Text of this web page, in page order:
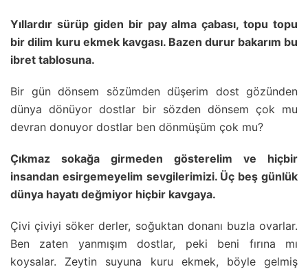
Yıllardır sürüp giden bir pay alma çabası, topu topu
bir dilim kuru ekmek kavgası. Bazen durur bakarım bu
ibret tablosuna.
Bir gün dönsem sözümden düşerim dost gözünden
dünya dönüyor dostlar bir sözden dönsem çok mu
devran donuyor dostlar ben dönmüşüm çok mu?
Çıkmaz sokağa girmeden gösterelim ve hiçbir
insandan esirgemeyelim sevgilerimizi. Üç beş günlük
dünya hayatı değmiyor hiçbir kavgaya.
Çivi çiviyi söker derler, soğuktan donanı buzla ovarlar.
Ben zaten yanmışım dostlar, peki beni fırına mı
koysalar. Zeytin suyuna kuru ekmek, böyle gelmiş